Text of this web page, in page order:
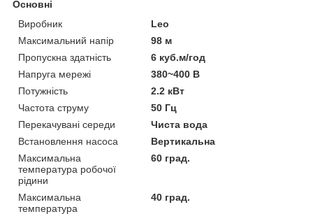
Основні
Виробник
Leo
Максимальний напір
98 м
Пропускна здатність
6 куб.м/год
Напруга мережі
380~400 В
Потужність
2.2 кВт
Частота струму
50 Гц
Перекачувані середи
Чиста вода
Встановлення насоса
Вертикальна
Максимальна
температура робочої
рідини
60 град.
Максимальна
температура
40 град.